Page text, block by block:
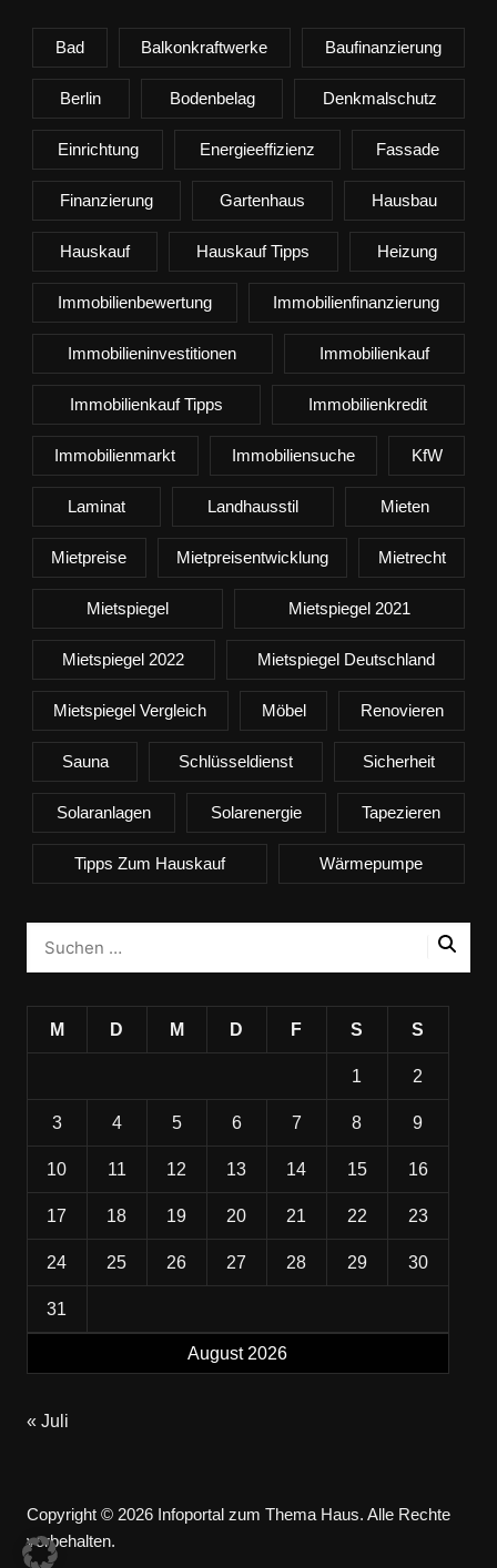
Bad Balkonkraftwerke Baufinanzierung
Berlin Bodenbelag Denkmalschutz
Einrichtung Energieeffizienz Fassade
Finanzierung Gartenhaus Hausbau
Hauskauf Hauskauf Tipps Heizung
Immobilienbewertung Immobilienfinanzierung
Immobilieninvestitionen Immobilienkauf
Immobilienkauf Tipps Immobilienkredit
Immobilienmarkt Immobiliensuche KfW
Laminat Landhausstil Mieten
Mietpreise Mietpreisentwicklung Mietrecht
Mietspiegel Mietspiegel 2021
Mietspiegel 2022 Mietspiegel Deutschland
Mietspiegel Vergleich Möbel Renovieren
Sauna Schlüsseldienst Sicherheit
Solaranlagen Solarenergie Tapezieren
Tipps Zum Hauskauf Wärmepumpe
August 2026
M D M D F S S
1 2
3 4 5 6 7 8 9
10 11 12 13 14 15 16
17 18 19 20 21 22 23
24 25 26 27 28 29 30
31
« Juli
Copyright © 2026 Infoportal zum Thema Haus. Alle Rechte
vorbehalten.